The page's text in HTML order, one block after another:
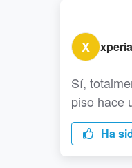
X
Sí,
piso hace
Ha